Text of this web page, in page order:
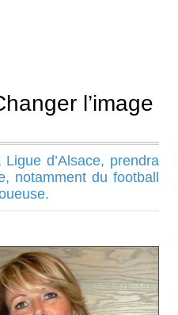
l’image
d’Alsace, prendra
notamment du football